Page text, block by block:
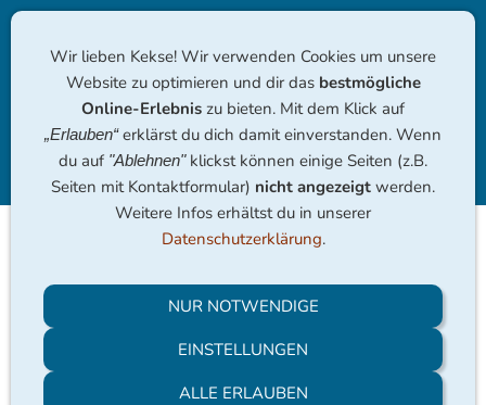
Navigation einblenden
Kerzenschwimmen
Wir lieben Kekse! Wir verwenden Cookies um unsere
Website zu optimieren und dir das bestmögliche
Online-Erlebnis zu bieten. Mit dem Klick auf
„Erlauben“erklärst du dich damit einverstanden. Wenn
du auf "Ablehnen" klickst können einige Seiten (z.B.
Seiten mit Kontaktformular) nicht angezeigt werden.
Weitere Infos erhältst du in unserer
Datenschutzerklärung.
NUR NOTWENDIGE
EINSTELLUNGEN
ALLE ERLAUBEN